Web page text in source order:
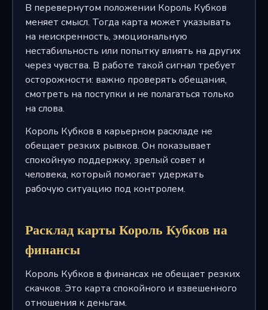
В перевернутом положении Король Кубков
меняет смысл. Тогда карта может указывать
на неискренность, эмоциональную
нестабильность или попытку влиять на других
через чувства. В работе такой сигнал требует
осторожности: важно проверять обещания,
смотреть на поступки и не полагаться только
на слова.
Король Кубков в карьерном раскладе не
обещает резких рывков. Он показывает
спокойную поддержку, зрелый совет и
человека, который помогает удержать
рабочую ситуацию под контролем.
Расклад карты Король Кубков на
финансы
Король Кубков в финансах не обещает резких
скачков. Это карта спокойного и взвешенного
отношения к деньгам.